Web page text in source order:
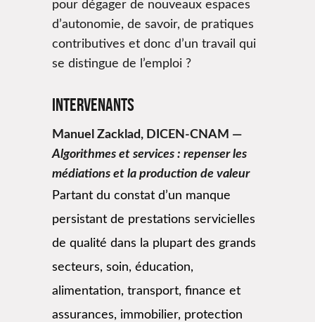
pour dégager de nouveaux espaces
d’autonomie, de savoir, de pratiques
contributives et donc d’un travail qui
se distingue de l’emploi ?
Intervenants
Manuel Zacklad, DICEN-CNAM —
Algorithmes et services : repenser les
médiations et la production de valeur
Partant du constat d’un manque
persistant de prestations servicielles
de qualité dans la plupart des grands
secteurs, soin, éducation,
alimentation, transport, finance et
assurances, immobilier, protection